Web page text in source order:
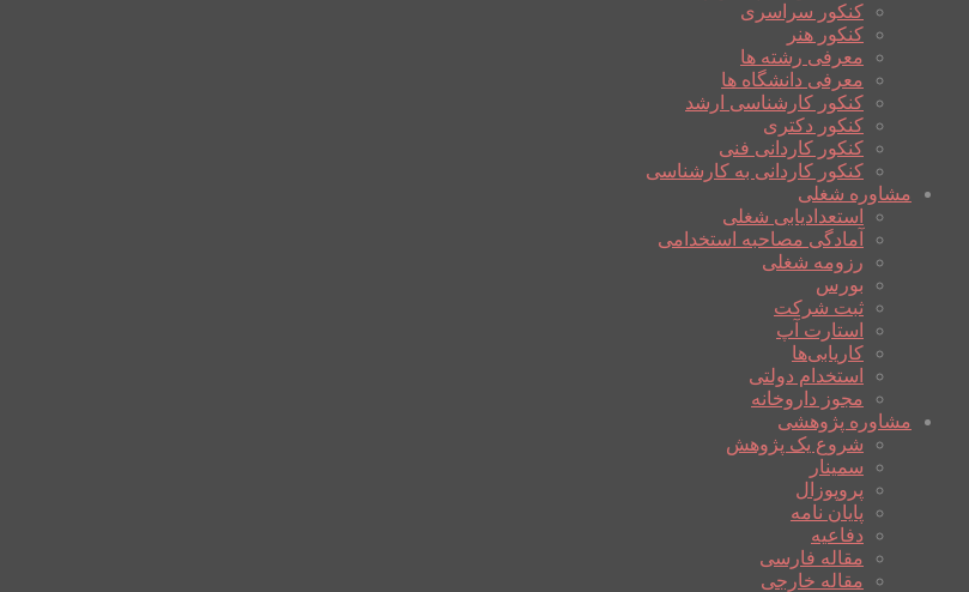
کنکور سراسری
کنکور هنر
معرفی رشته ها
معرفی دانشگاه ها
کنکور کارشناسی ارشد
کنکور دکتری
کنکور کاردانی فنی
کنکور کاردانی به کارشناسی
مشاوره شغلی
استعدادیابی شغلی
آمادگی مصاحبه استخدامی
رزومه شغلی
بورس
ثبت شرکت
استارت آپ
کاریابی‌ها
استخدام دولتی
مجوز داروخانه
مشاوره پژوهشی
شروع یک پژوهش
سمینار
پروپوزال
پایان نامه
دفاعیه
مقاله فارسی
مقاله خارجی